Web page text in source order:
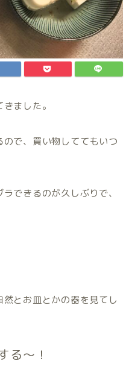
ました。
で、買い物しててもいつ
できるのが久しぶりで、
とお皿とかの器を見てし
る〜！